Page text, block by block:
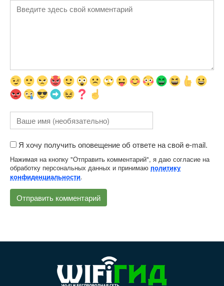
Я хочу получить оповещение об ответе на свой e-mail.
Нажимая на кнопку "Отправить комментарий", я даю согласие на
обработку персональных данных и принимаю политику
конфиденциальности.